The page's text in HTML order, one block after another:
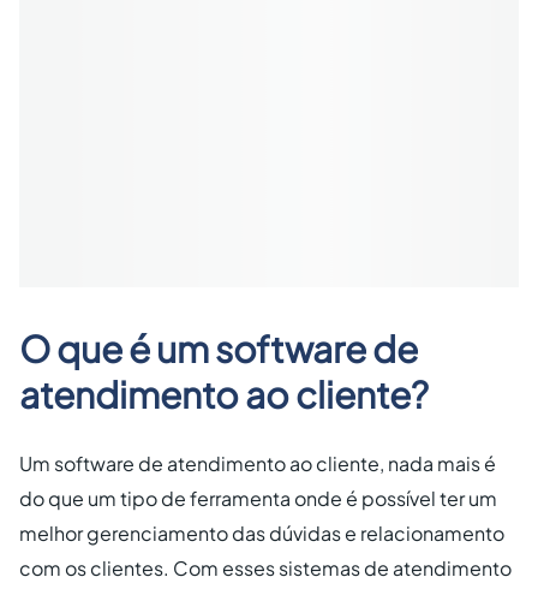
O que é um software de
atendimento ao cliente?
Um software de atendimento ao cliente, nada mais é
do que um tipo de ferramenta onde é possível ter um
melhor gerenciamento das dúvidas e relacionamento
com os clientes. Com esses sistemas de atendimento